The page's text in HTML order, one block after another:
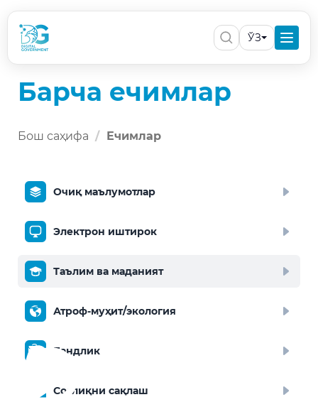
ЎЗ
Барча ечимлар
Бош саҳифа Ечимлар
Очиқ маълумотлар
Электрон иштирок
Таълим ва маданият
Атроф-муҳит/экология
Бандлик
Соғлиқни сақлаш